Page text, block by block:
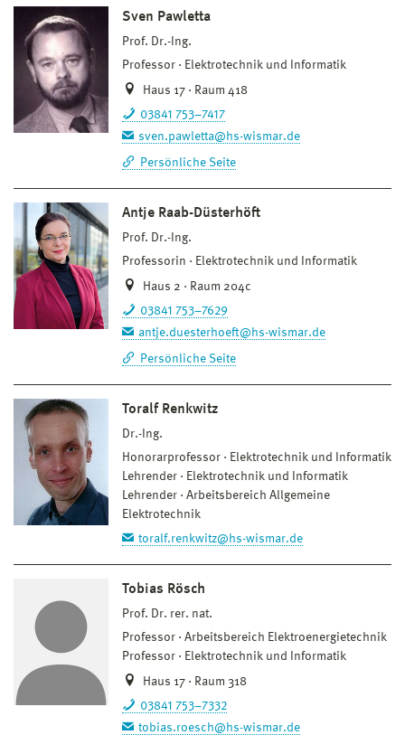
Sven Pawletta
Prof. Dr.-Ing.
Professor
Elektrotechnik und Informatik
Haus 17 · Raum 418
03841 753–7417
sven.pawletta@hs-wismar.de
Persönliche Seite
Antje Raab-Düsterhöft
Prof. Dr.-Ing.
Professorin
Elektrotechnik und Informatik
Haus 2 · Raum 204c
03841 753–7629
antje.duesterhoeft@hs-wismar.de
Persönliche Seite
Toralf Renkwitz
Dr.-Ing.
Honorarprofessor
Elektrotechnik und Informatik
Lehrender
Elektrotechnik und Informatik
Lehrender
Arbeitsbereich Allgemeine
Elektrotechnik
toralf.renkwitz@hs-wismar.de
Tobias Rösch
Prof. Dr. rer. nat.
Professor
Arbeitsbereich Elektroenergietechnik
Professor
Elektrotechnik und Informatik
Haus 17 · Raum 318
03841 753–7332
tobias.roesch@hs-wismar.de